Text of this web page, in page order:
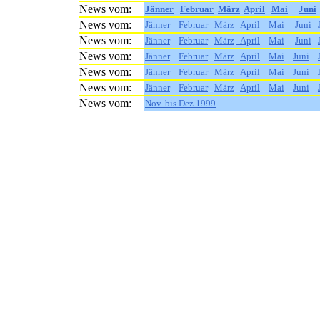
News vom: Jänner Februar März April Mai Juni
News vom: Jänner Februar März April Mai Juni
News vom: Jänner Februar März April Mai Juni
News vom: Jänner Februar März April Mai Juni
News vom: Jänner Februar März April Mai Juni
News vom: Jänner Februar März April Mai Juni
News vom: Nov. bis Dez.1999